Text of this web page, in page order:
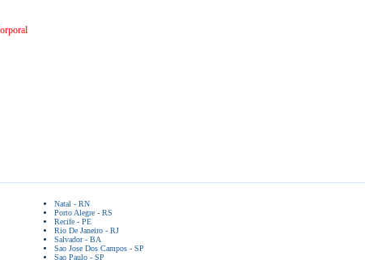
Natal - RN
Porto Alegre - RS
Recife - PE
Rio De Janeiro - RJ
Salvador - BA
Sao Jose Dos Campos - SP
Sao Paulo - SP